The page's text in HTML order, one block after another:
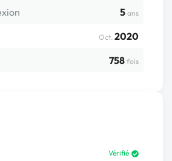
5 ans
Oct. 2020
758 fois
Vérifié